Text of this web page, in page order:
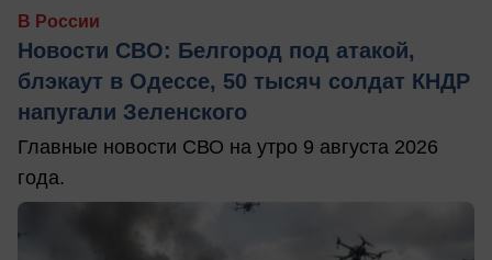
В России
Новости СВО: Белгород под атакой,
блэкаут в Одессе, 50 тысяч солдат КНДР
напугали Зеленского
Главные новости СВО на утро 9 августа 2026
года.